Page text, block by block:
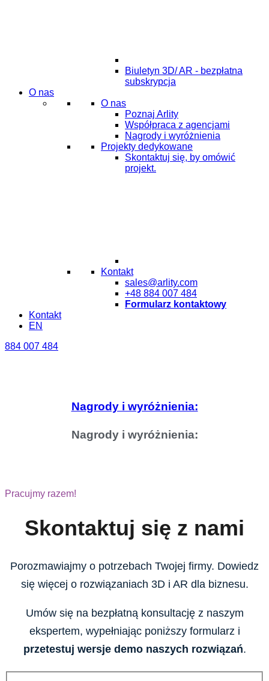
Biuletyn 3D/ AR - bezpłatna
subskrypcja
O nas
O nas
Poznaj Arlity
Współpraca z agencjami
Nagrody i wyróżnienia
Projekty dedykowane
Skontaktuj się, by omówić
projekt.
Kontakt
sales@arlity.com
+48 884 007 484
Formularz kontaktowy
Kontakt
EN
884 007 484
Nagrody i wyróżnienia:
Nagrody i wyróżnienia:
Pracujmy razem!
Skontaktuj się z nami
Porozmawiajmy o potrzebach Twojej firmy. Dowiedz
się więcej o rozwiązaniach 3D i AR dla biznesu.
Umów się na bezpłatną konsultację z naszym
ekspertem, wypełniając poniższy formularz i
przetestuj wersje demo naszych rozwiązań.